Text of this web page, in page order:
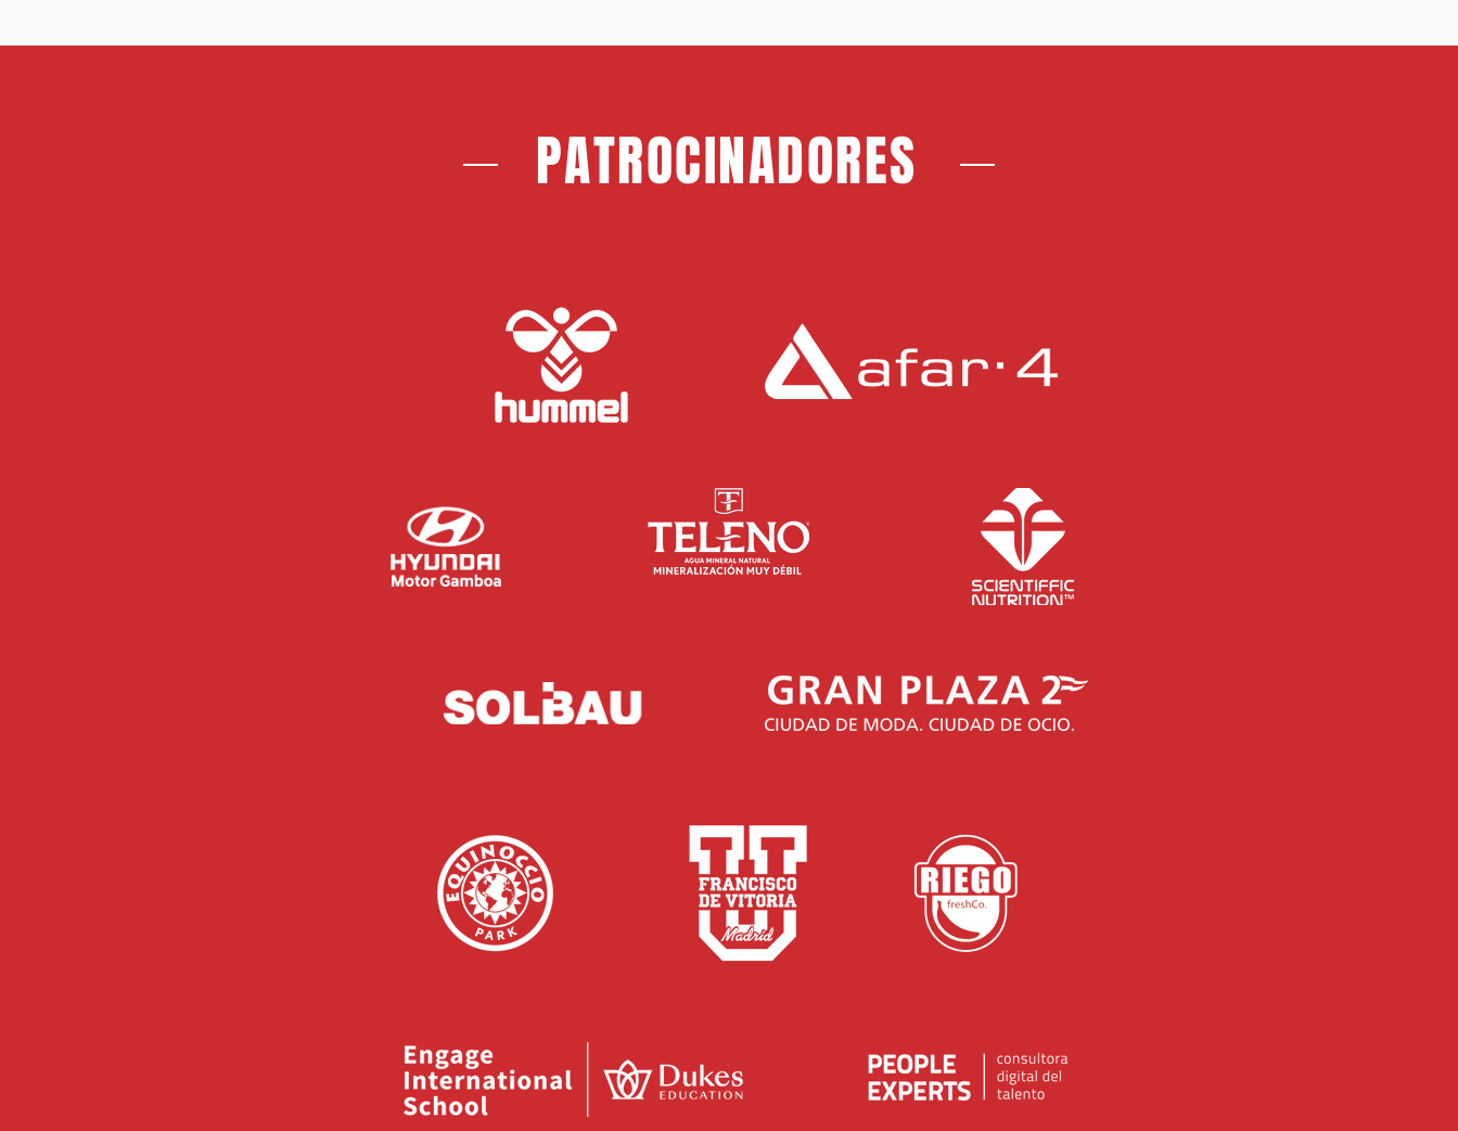
PATROCINADORES